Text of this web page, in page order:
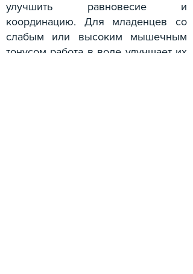
улучшить равновесие и
координацию. Для младенцев со
слабым или высоким мышечным
тонусом работа в воде улучшает их